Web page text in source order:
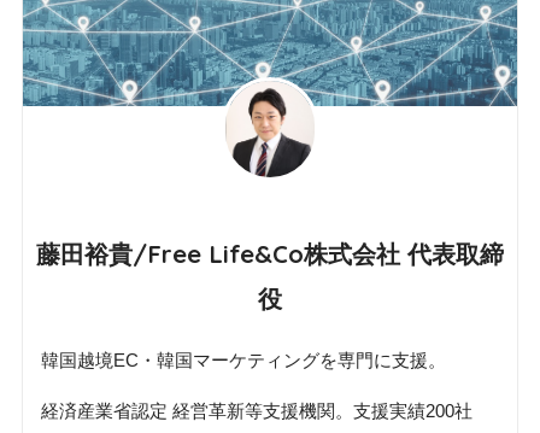
藤田裕貴/Free Life&Co株式会社 代表取締
役
韓国越境EC・韓国マーケティングを専門に支援。
経済産業省認定 経営革新等支援機関。支援実績200社